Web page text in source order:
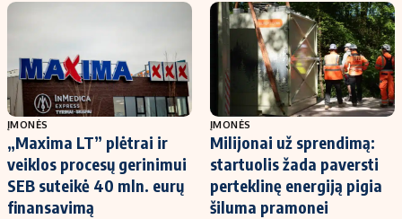
ĮMONĖS
„Maxima LT” plėtrai ir
veiklos procesų gerinimui
SEB suteikė 40 mln. eurų
finansavimą
ĮMONĖS
Milijonai už sprendimą:
startuolis žada paversti
perteklinę energiją pigia
šiluma pramonei